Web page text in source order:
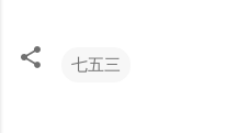
七五三